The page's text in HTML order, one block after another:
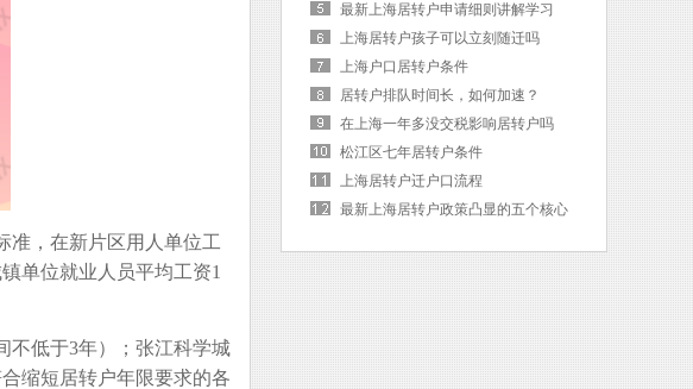
准，在新片区用人单位工
单位就业人员平均工资1
不低于3年）；张江科学城
缩短居转户年限要求的各
概率0
最新上海居转户申请细则讲解学习
上海居转户孩子可以立刻随迁吗
上海户口居转户条件
居转户排队时间长，如何加速？
在上海一年多没交税影响居转户吗
松江区七年居转户条件
上海居转户迁户口流程
最新上海居转户政策凸显的五个核心